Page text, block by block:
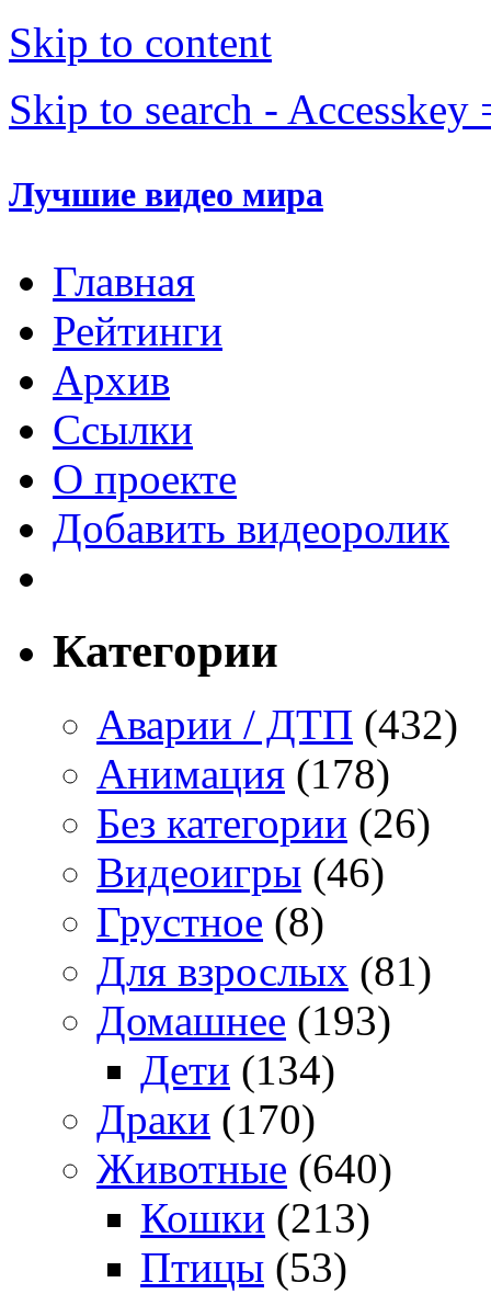
Skip to content
Skip to search - Accesskey
Лучшие видео мира
Главная
Рейтинги
Архив
Ссылки
О проекте
Добавить видеоролик
Категории
Аварии / ДТП (432)
Анимация (178)
Без категории (26)
Видеоигры (46)
Грустное (8)
Для взрослых (81)
Домашнее (193)
Дети (134)
Драки (170)
Животные (640)
Кошки (213)
Птицы (53)